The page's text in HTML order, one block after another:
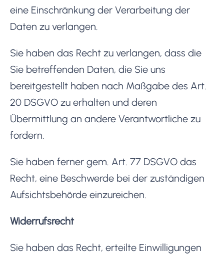
eine Einschränkung der Verarbeitung der
Daten zu verlangen.
Sie haben das Recht zu verlangen, dass die
Sie betreffenden Daten, die Sie uns
bereitgestellt haben nach Maßgabe des Art.
20 DSGVO zu erhalten und deren
Übermittlung an andere Verantwortliche zu
fordern.
Sie haben ferner gem. Art. 77 DSGVO das
Recht, eine Beschwerde bei der zuständigen
Aufsichtsbehörde einzureichen.
Widerrufsrecht
Sie haben das Recht, erteilte Einwilligungen